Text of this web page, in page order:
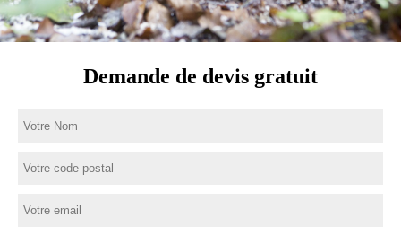
Demande de devis gratuit